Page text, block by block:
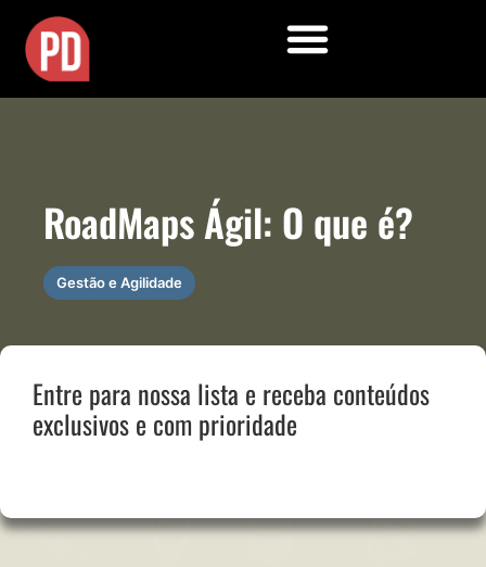
RoadMaps Ágil: O que é?
Gestão e Agilidade
Entre para nossa lista e receba conteúdos
exclusivos e com prioridade